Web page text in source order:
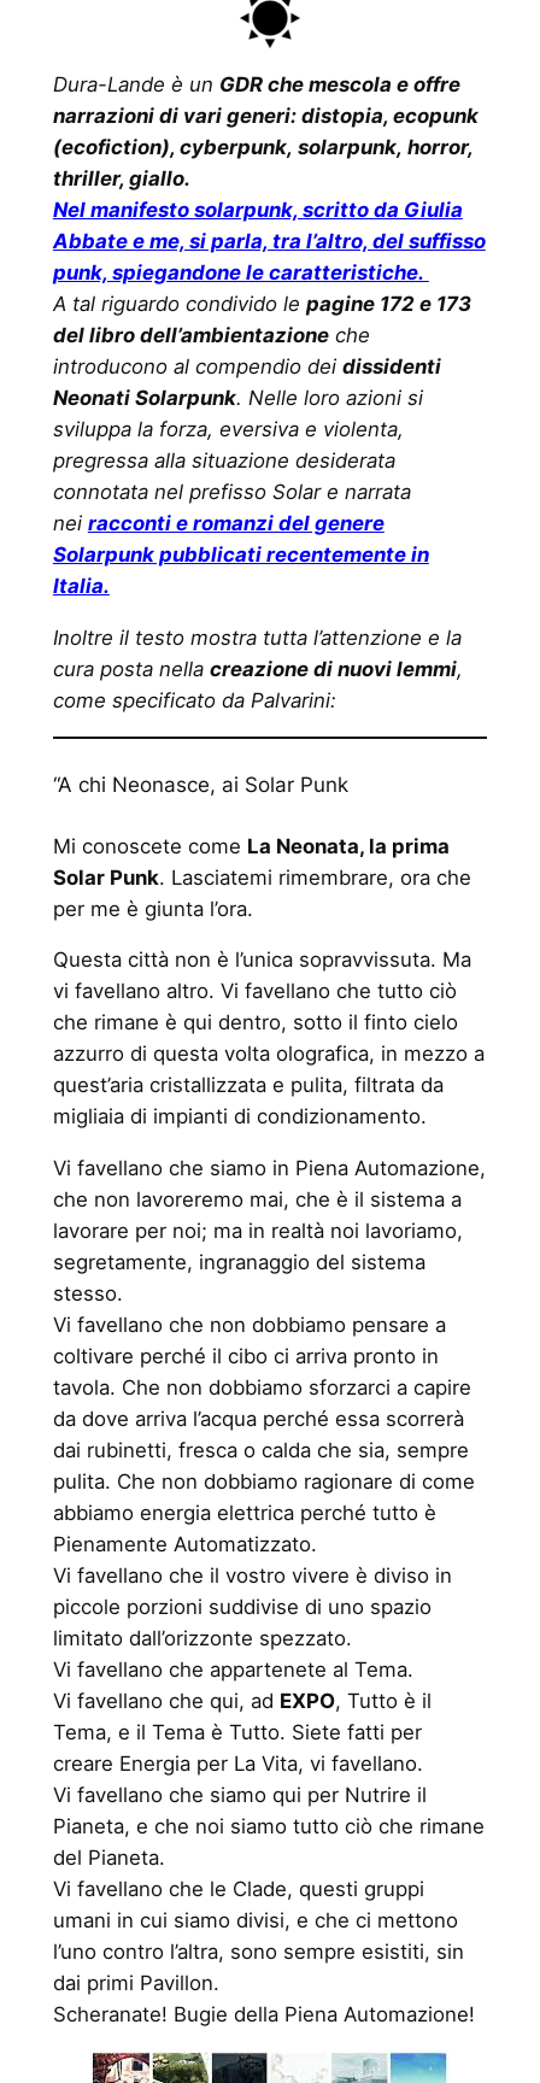
Dura-Lande è un GDR che mescola e offre
narrazioni di vari generi: distopia, ecopunk
(ecofiction), cyberpunk, solarpunk, horror,
thriller, giallo.
Nel manifesto solarpunk, scritto da Giulia
Abbate e me, si parla, tra l’altro, del suffisso
punk, spiegandone le caratteristiche.
A tal riguardo condivido le pagine 172 e 173
del libro dell’ambientazioneche
introducono al compendio dei dissidenti
Neonati Solarpunk. Nelle loro azioni si
sviluppa la forza, eversiva e violenta,
pregressa alla situazione desiderata
connotata nel prefisso Solar e narrata
nei racconti e romanzi del genere
Solarpunk pubblicati recentemente in
Italia.
Inoltre il testo mostra tutta l’attenzione e la
cura posta nella creazione di nuovi lemmi,
come specificato da Palvarini:
“A chi Neonasce, ai Solar Punk
Mi conoscete come La Neonata, la prima
Solar Punk. Lasciatemi rimembrare, ora che
per me è giunta l’ora.
Questa città non è l’unica sopravvissuta. Ma
vi favellano altro. Vi favellano che tutto ciò
che rimane è qui dentro, sotto il finto cielo
azzurro di questa volta olografica, in mezzo a
quest’aria cristallizzata e pulita, filtrata da
migliaia di impianti di condizionamento.
Vi favellano che siamo in Piena Automazione,
che non lavoreremo mai, che è il sistema a
lavorare per noi; ma in realtà noi lavoriamo,
segretamente, ingranaggio del sistema
stesso.
Vi favellano che non dobbiamo pensare a
coltivare perché il cibo ci arriva pronto in
tavola. Che non dobbiamo sforzarci a capire
da dove arriva l’acqua perché essa scorrerà
dai rubinetti, fresca o calda che sia, sempre
pulita. Che non dobbiamo ragionare di come
abbiamo energia elettrica perché tutto è
Pienamente Automatizzato.
Vi favellano che il vostro vivere è diviso in
piccole porzioni suddivise di uno spazio
limitato dall’orizzonte spezzato.
Vi favellano che appartenete al Tema.
Vi favellano che qui, ad EXPO, Tutto è il
Tema, e il Tema è Tutto. Siete fatti per
creare Energia per La Vita, vi favellano.
Vi favellano che siamo qui per Nutrire il
Pianeta, e che noi siamo tutto ciò che rimane
del Pianeta.
Vi favellano che le Clade, questi gruppi
umani in cui siamo divisi, e che ci mettono
l’uno contro l’altra, sono sempre esistiti, sin
dai primi Pavillon.
Scheranate! Bugie della Piena Automazione!